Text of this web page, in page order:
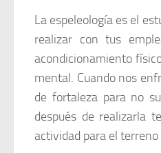
La espeleología es el
realizar con tus
acondicionamiento
mental. Cuando nos
de fortaleza para no
después de realizarla
actividad para el